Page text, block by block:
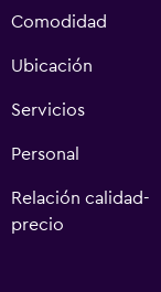
Comodidad
Ubicación
Servicios
Personal
Relación calidad-
precio